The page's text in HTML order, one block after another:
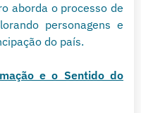
aborda o processo de
personagens e
do país.
e o Sentido do